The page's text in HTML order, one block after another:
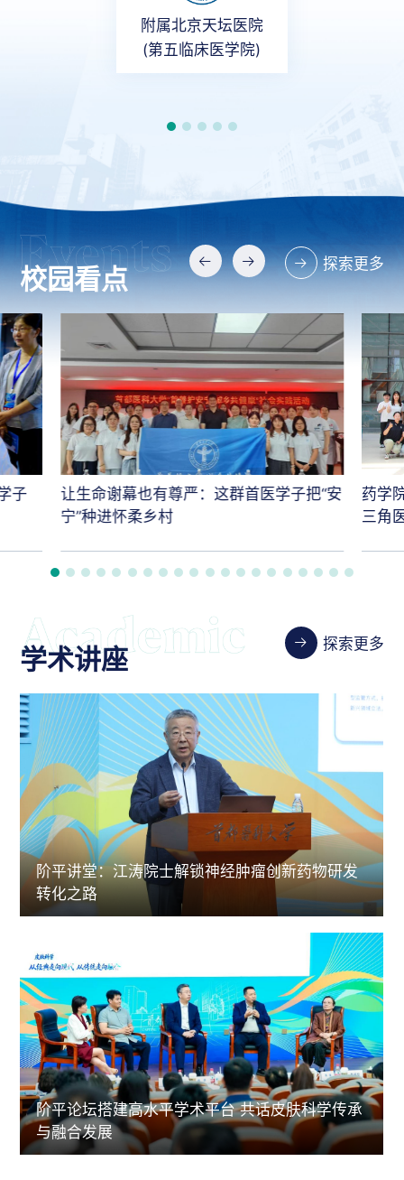
附属北京天坛医院
(第五临床医学院)
校园看点 探索更多
子
让生命谢幕也有尊严：这群首医学子把“安
宁”种进怀柔乡村
药学
三角
学术讲座 探索更多
阶平讲堂：江涛院士解锁神经肿瘤创新药物研发
转化之路
阶平论坛搭建高水平学术平台 共话皮肤科学传承
与融合发展